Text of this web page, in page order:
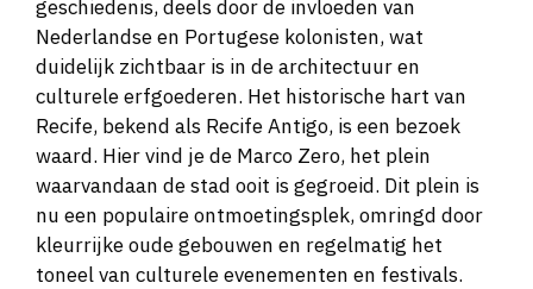
geschiedenis, deels door de invloeden van
Nederlandse en Portugese kolonisten, wat
duidelijk zichtbaar is in de architectuur en
culturele erfgoederen. Het historische hart van
Recife, bekend als Recife Antigo, is een bezoek
waard. Hier vind je de Marco Zero, het plein
waarvandaan de stad ooit is gegroeid. Dit plein is
nu een populaire ontmoetingsplek, omringd door
kleurrijke oude gebouwen en regelmatig het
toneel van culturele evenementen en festivals.